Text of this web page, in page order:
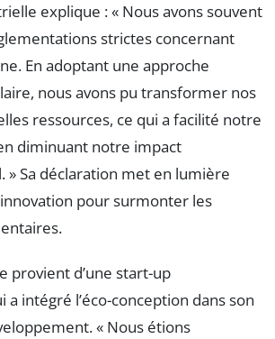
explique : « Nous avons souvent
strictes concernant
En adoptant une approche
nous avons pu transformer nos
ressources, ce qui a facilité notre
diminuant notre impact
» Sa déclaration met en lumière
pour surmonter les
provient d’une start-up
intégré l’éco-conception dans son
« Nous étions